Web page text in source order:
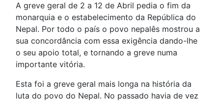
A greve geral de 2 a 12 de Abril pedia o fim da
monarquia e o estabelecimento da República do
Nepal. Por todo o país o povo nepalês mostrou a
sua concordância com essa exigência dando-lhe
o seu apoio total, e tornando a greve numa
importante vitória.
Esta foi a greve geral mais longa na história da
luta do povo do Nepal. No passado havia de vez